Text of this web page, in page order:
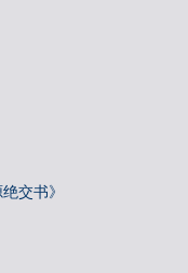
交书》